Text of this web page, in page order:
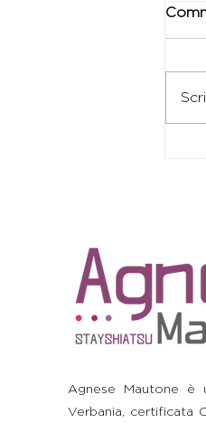
Agnese Mautone è
Verbania, certificata